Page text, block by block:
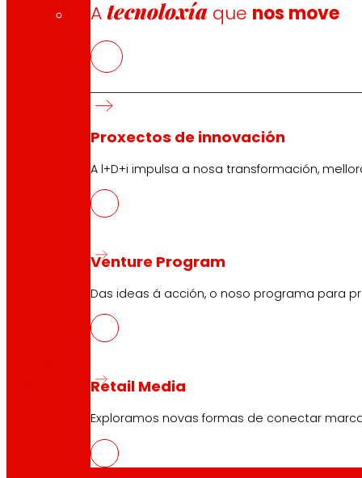
Atecnoloxía que nos move
Proxectos de innovación
A l+D+i impulsa a nosa transformación,
Venture Program
Das ideas á acción, o noso programa para
Retail Media
Exploramos novas formas de conectar